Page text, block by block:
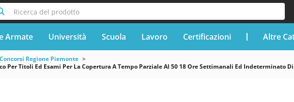
Ricerca del prodotto
Armate Università Scuola Lavoro Certificazioni Altre
Concorsi Regione Piemonte
Per Titoli Ed Esami Per La Copertura A Tempo Parziale Al 50 18 Ore Settimanali Ed Indeterminato